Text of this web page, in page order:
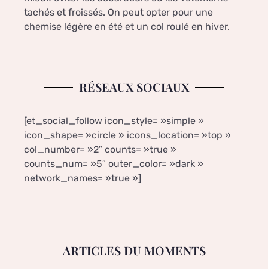
tachés et froissés. On peut opter pour une
chemise légère en été et un col roulé en hiver.
RÉSEAUX SOCIAUX
[et_social_follow icon_style= »simple »
icon_shape= »circle » icons_location= »top »
col_number= »2″ counts= »true »
counts_num= »5″ outer_color= »dark »
network_names= »true »]
ARTICLES DU MOMENTS